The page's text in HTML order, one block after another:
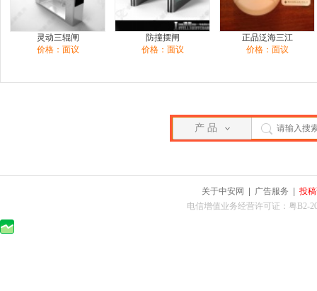
灵动三辊闸
价格：面议
防撞摆闸
价格：面议
正品泛海三江
价格：面议
产 品
关于中安网 广告服务
投
电信增值业务经营许可证：粤